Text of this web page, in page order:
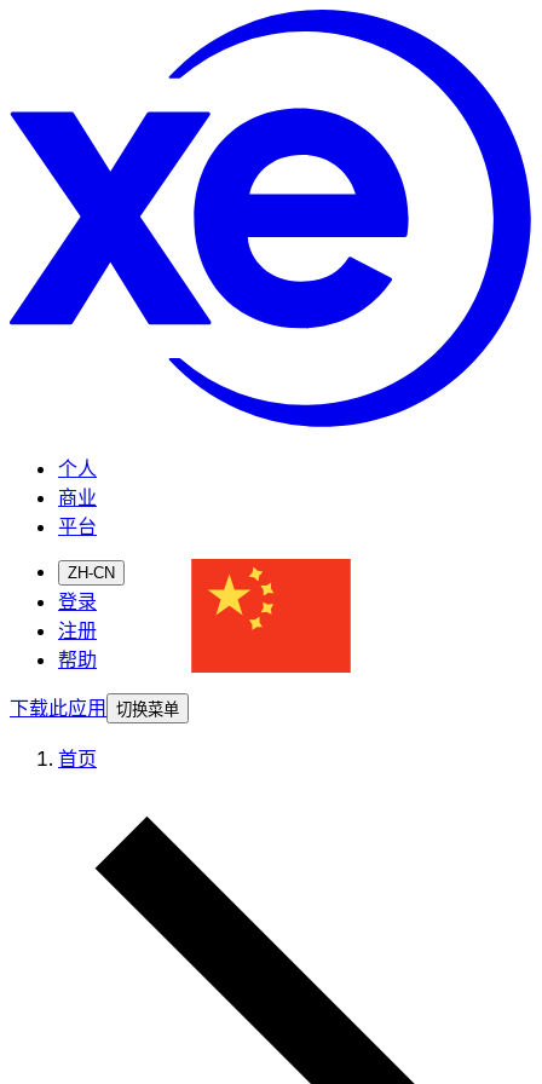
个人
商业
平台
ZH-CN
登录
注册
帮助
下载此应用
切换菜单
首页